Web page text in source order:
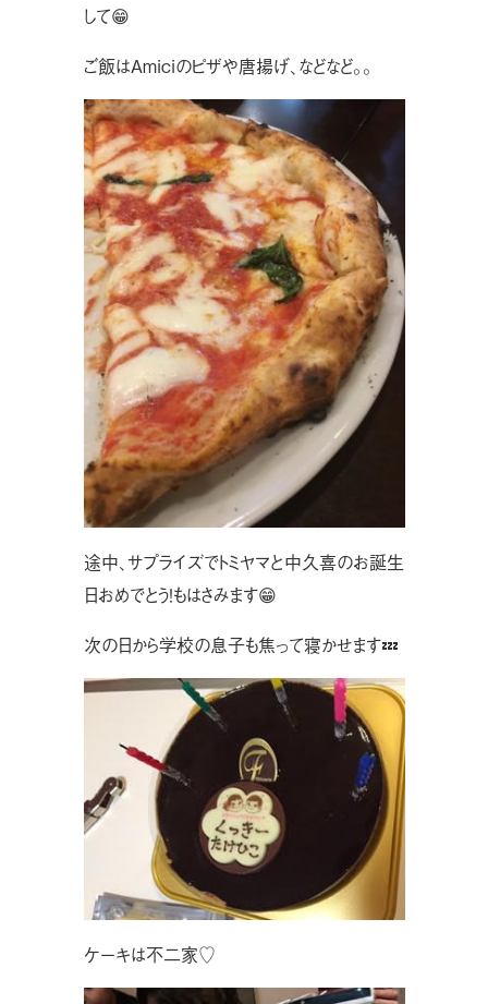
して😁
ご飯はAmiciのピザや唐揚げ、などなど。。
途中、サプライズでトミヤマと中久喜のお誕生
日おめでとう！もはさみます😁
次の日から学校の息子も焦って寝かせます💤
ケーキは不二家♡